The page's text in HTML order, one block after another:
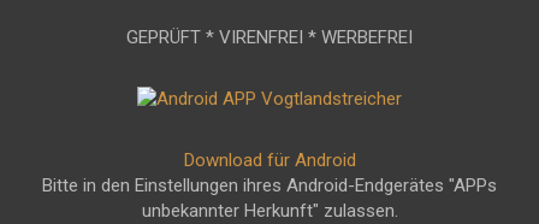
GEPRÜFT * VIRENFREI * WERBEFREI
Download für Android
Bitte in den Einstellungen ihres Android-Endgerätes "APPs
unbekannter Herkunft" zulassen.